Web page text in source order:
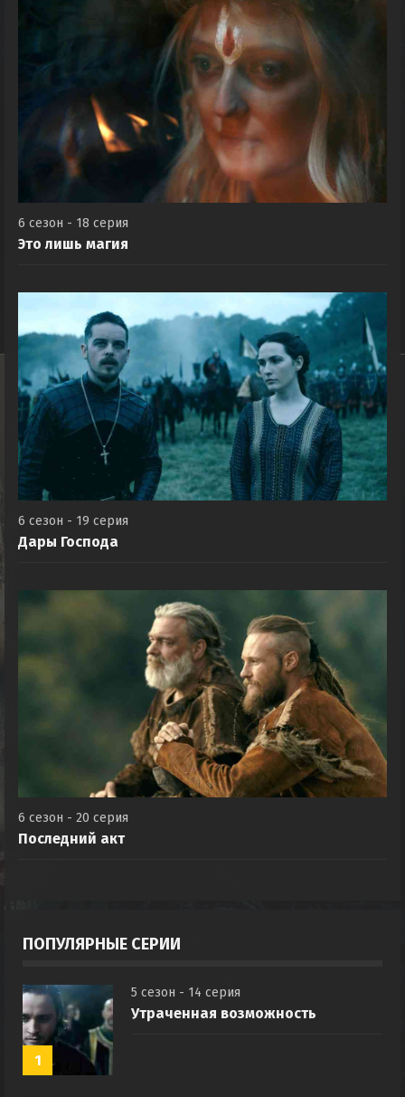
6 сезон - 18 серия
Это лишь магия
6 сезон - 19 серия
Дары Господа
6 сезон - 20 серия
Последний акт
ПОПУЛЯРНЫЕ СЕРИИ
1
5 сезон - 14 серия
Утраченная возможность